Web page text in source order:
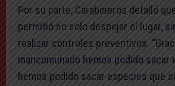
Por su parte, Carabineros detalló
permitió no solo despejar el lugar,
realizar controles preventivos.
mancomunado hemos podido sacar
hemos podido sacar especies que